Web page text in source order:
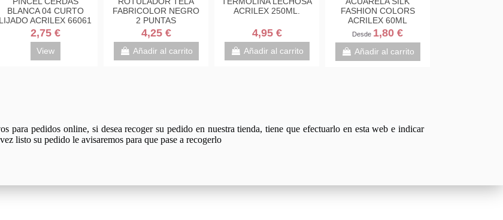
PINTA
TAMAÑO CUARTO,
TAPA DE PLÁSTICO
Añadir al carrito
TELA ACRILPEN DE
Añadir al carrito
BLANCA 04 CURTO
LIJADO ACRILEX 66061
FABRICOLOR NEGRO
Añadir al carrito
para pedidos online, si desea recoger su pedido en nuestra tienda, tiene que efectuarlo en esta web e indicar
listo su pedido le avisaremos para que pase a recogerlo